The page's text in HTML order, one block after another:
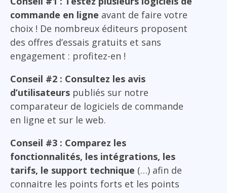
commande en ligne avant de faire votre
choix ! De nombreux éditeurs proposent
des offres d’essais gratuits et sans
engagement : profitez-en !
Conseil #2 : Consultez les avis
d’utilisateurs publiés sur notre
comparateur de logiciels de commande
en ligne et sur le web.
Conseil #3 : Comparez les
fonctionnalités, les intégrations, les
tarifs, le support technique (…) afin de
connaitre les points forts et les points